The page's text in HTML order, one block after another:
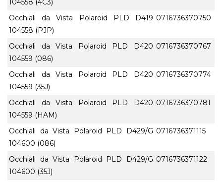
104558 (4C3)
Occhiali da Vista Polaroid PLD D419
104558 (PJP)
0716736370750
Occhiali da Vista Polaroid PLD D420
104559 (086)
0716736370767
Occhiali da Vista Polaroid PLD D420
104559 (35J)
0716736370774
Occhiali da Vista Polaroid PLD D420
104559 (HAM)
0716736370781
Occhiali da Vista Polaroid PLD D429/G
104600 (086)
0716736371115
Occhiali da Vista Polaroid PLD D429/G
104600 (35J)
0716736371122